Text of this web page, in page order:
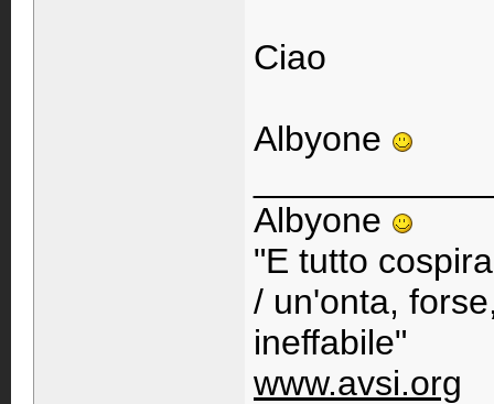
Ciao
Albyone
Albyone
"E tutto
/ un'onta,
ineffabile"
www.avsi.org